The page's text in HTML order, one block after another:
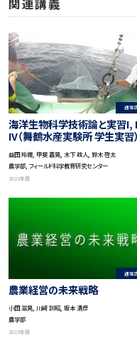
関連講義
通常
海洋生物科学技術論と実習I,
IV（舞鶴水産実験所 学生実習）
益田 玲爾, 甲斐 嘉晃, 木下 政人, 鈴木 啓太
農学部, フィールド科学教育研究センター
2021年度
通常
農業経営の未来戦略
小田 滋晃, 川﨑 訓昭, 坂本 清彦
農学部
2015年度